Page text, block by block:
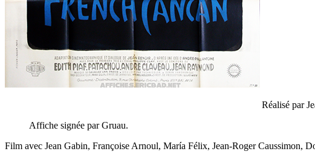
Réalisé par
Affiche signée par Gruau.
Film avec Jean Gabin, Françoise Arnoul, María Félix, Jean-Roger Caussimon,